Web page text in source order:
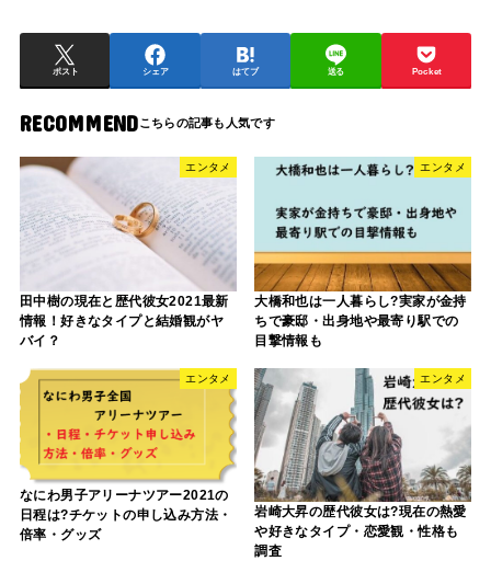
ポスト シェア はてブ 送る Pocket
RECOMMEND
エンタメ
田中樹の現在と歴代彼女2021最新
情報！好きなタイプと結婚観がヤ
バイ？
エンタメ
大橋和也は一人暮らし?実家が金持
ちで豪邸・出身地や最寄り駅での
目撃情報も
エンタメ
なにわ男子アリーナツアー2021の
日程は?チケットの申し込み方法・
倍率・グッズ
エンタメ
岩崎大昇の歴代彼女は?現在の熱愛
や好きなタイプ・恋愛観・性格も
調査